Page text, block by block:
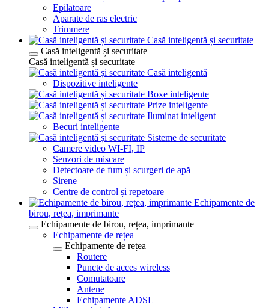
Epilatoare
Aparate de ras electric
Trimmere
Casă inteligentă și securitate
Casă inteligentă și securitate
Casă inteligentă și securitate
Casă inteligentă
Dispozitive inteligente
Boxe inteligente
Prize inteligente
Iluminat inteligent
Becuri inteligente
Sisteme de securitate
Camere video WI-FI, IP
Senzori de miscare
Detectoare de fum și scurgeri de apă
Sirene
Centre de control și repetoare
Echipamente de
birou, rețea, imprimante
Echipamente de birou, rețea, imprimante
Echipamente de rețea
Echipamente de rețea
Routere
Puncte de acces wireless
Comutatoare
Antene
Echipamente ADSL